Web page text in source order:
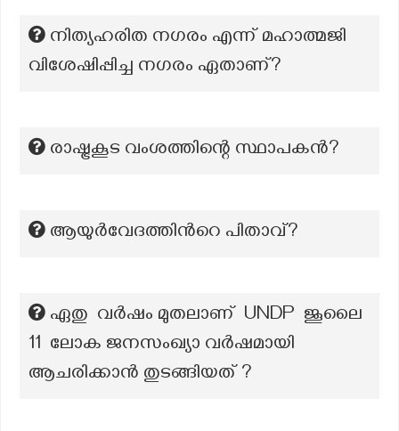
നിത്യഹരിത നഗരം എന്ന് മഹാത്മജി
വിശേഷിപ്പിച്ച നഗരം ഏതാണ്?
രാഷ്ട്രകൂട വംശത്തിന്റെ സ്ഥാപകൻ?
ആയുർവേദത്തിന്‍റെ പിതാവ്?
ഏതു വർഷം മുതലാണ് UNDP ജൂലൈ
11 ലോക ജനസംഖ്യാ വർഷമായി
ആചരിക്കാൻ തുടങ്ങിയത് ?